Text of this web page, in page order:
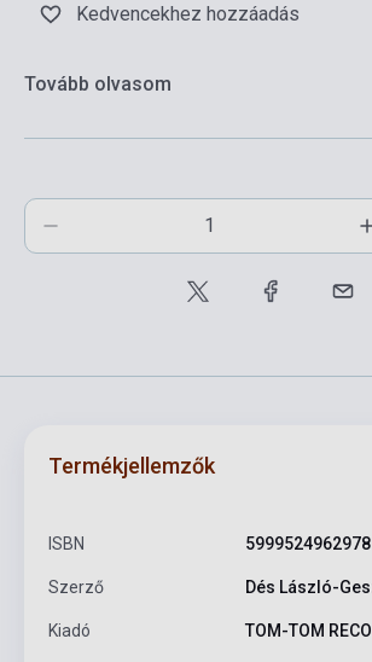
Kedvencekhez hozzáadás
Tovább olvasom
Termékjellemzők
ISBN 5999524962978
Szerző Dés László-
Kiadó TOM-TOM